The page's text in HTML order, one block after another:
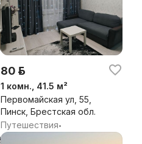
80 р.
1 комн., 41.5 м²
Первомайская ул, 55,
Пинск, Брестская обл.
Путешествия•